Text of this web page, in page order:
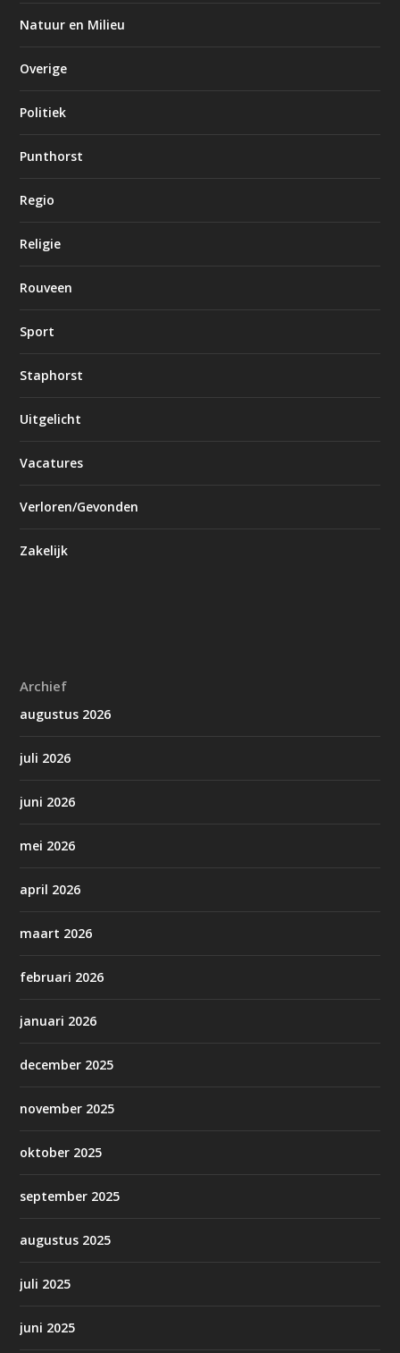
Natuur en Milieu
Overige
Politiek
Punthorst
Regio
Religie
Rouveen
Sport
Staphorst
Uitgelicht
Vacatures
Verloren/Gevonden
Zakelijk
Archief
augustus 2026
juli 2026
juni 2026
mei 2026
april 2026
maart 2026
februari 2026
januari 2026
december 2025
november 2025
oktober 2025
september 2025
augustus 2025
juli 2025
juni 2025